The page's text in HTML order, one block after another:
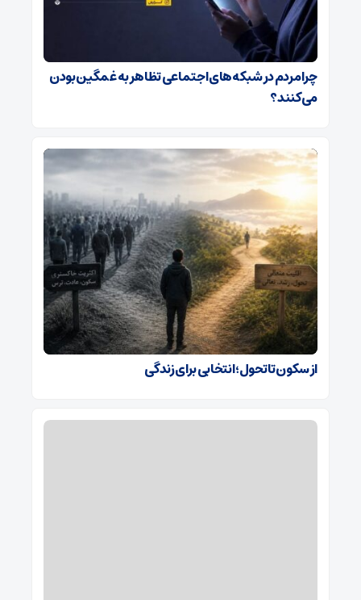
چرا مردم در شبکه‌های اجتماعی تظاهر به غمگین بودن
می‌کنند؟
از سکون تا تحول؛ انتخابی برای زندگی